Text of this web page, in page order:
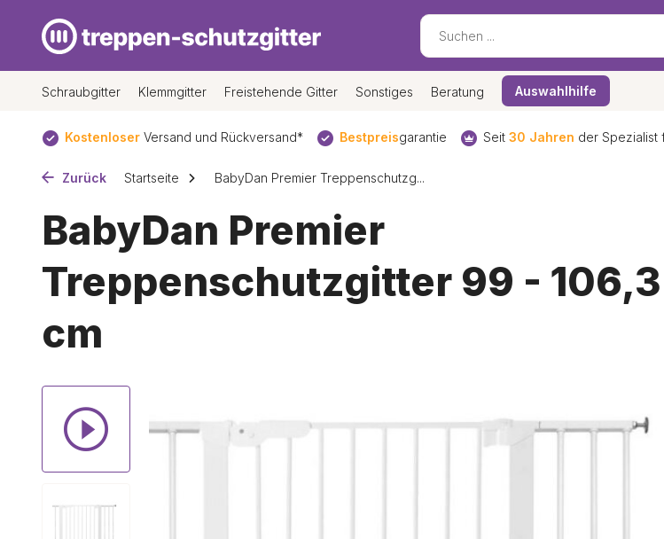
Schraubgitter Klemmgitter Freistehende Gitter Sonstiges Beratung Auswahlhilfe
Bestpreisgarantie Seit30 Jahrender Spezialist für Treppenschutzgitter Kostenloser
Zurück Startseite BabyDan Premier Treppenschutzg...
BabyDan Premier
Treppenschutzgitter 99 - 106,3
cm